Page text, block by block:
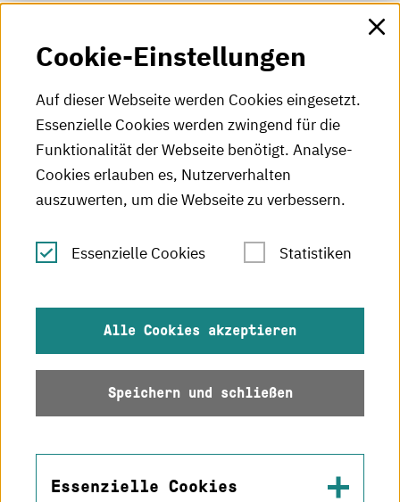
HKA-Shop
HKA-Videos
HKA-Podcast
HKA-Publikationen
RSS-Feed
Leichte Sprache
Datenschutz
Barrierefreiheit
Cookie-Einstellungen
Auf dieser Webseite werden Cookies eingesetzt.
Essenzielle Cookies werden zwingend für die
Funktionalität der Webseite benötigt. Analyse-
Cookies erlauben es, Nutzerverhalten
auszuwerten, um die Webseite zu verbessern.
Essenzielle Cookies Statistiken
Alle Cookies akzeptieren
Speichern und schließen
Essenzielle Cookies